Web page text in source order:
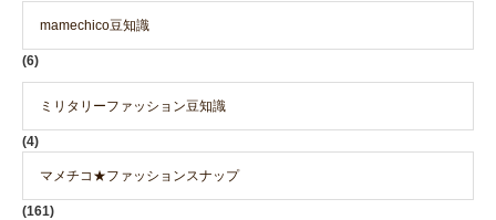
mamechico豆知識
(6)
ミリタリーファッション豆知識
(4)
マメチコ★ファッションスナップ
(161)